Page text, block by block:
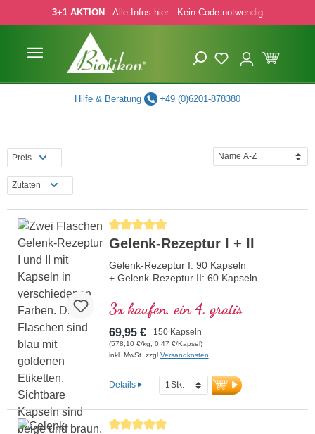
Hauptinhalt springen
Zur Suche springen
Zur Hauptnavigation springen
3+1 AKTION - Alle Infos hier - Kein Code notwendig
Hilfe & Beratung +49 (0)6201-878380
Preis
Zutaten
Durchschnittliche Bewertung von 5 von 5 Sternen
Gelenk-Rezeptur I + II
Gelenk-Rezeptur I: 90 Kapseln
+ Gelenk-Rezeptur II: 60 Kapseln
3x kaufen, ein 4. gratis
69,95 € 150 Kapseln
(578,10 €/kg, 0,47 €/Kapsel)
inkl. MwSt. zzgl Versandkosten
Details
Durchschnittliche Bewertung von 5 von 5 Sternen